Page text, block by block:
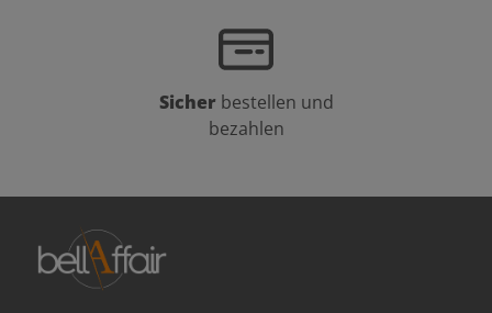
Sicher bestellen und
bezahlen